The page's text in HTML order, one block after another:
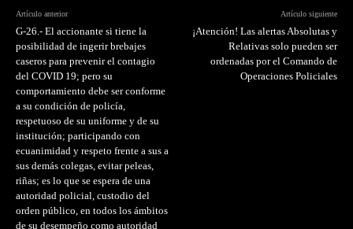
Artículo anterior
G-26.- El accionante si tiene la
posibilidad de ingerir brebajes
caseros para prevenir el contagio
del COVID 19; pero su
comportamiento debe ser conforme
a su condición de policía,
respetuoso de su uniforme y de su
institución; participando con
ecuanimidad y respeto frente a sus a
sus demás colegas, evitar peleas,
riñas; es lo que se espera de una
autoridad policial, custodio del
orden público, en todos los ámbitos
de su desempeño como autoridad
Artículo siguiente
¡Atención! Las alertas Absolutas y
Relativas solo pueden ser
ordenadas por el Comando de
Operaciones Policiales